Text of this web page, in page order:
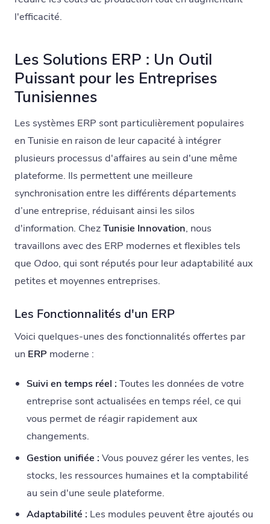
l'efficacité.
Les Solutions ERP : Un Outil
Puissant pour les Entreprises
Tunisiennes
Les systèmes ERP sont particulièrement populaires
en Tunisie en raison de leur capacité à intégrer
plusieurs processus d'affaires au sein d'une même
plateforme. Ils permettent une meilleure
synchronisation entre les différents départements
d’une entreprise, réduisant ainsi les silos
d'information. ChezTunisie Innovation, nous
travaillons avec des ERP modernes et flexibles tels
que Odoo, qui sont réputés pour leur adaptabilité aux
petites et moyennes entreprises.
Les Fonctionnalités d'un ERP
Voici quelques-unes des fonctionnalités offertes par
un ERP moderne :
Suivi en temps réel : Toutes les données de votre
entreprise sont actualisées en temps réel, ce qui
vous permet de réagir rapidement aux
changements.
Gestion unifiée : Vous pouvez gérer les ventes, les
stocks, les ressources humaines et la comptabilité
au sein d'une seule plateforme.
Adaptabilité : Les modules peuvent être ajoutés ou